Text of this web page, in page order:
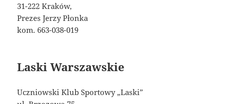
31-222 Kraków,
Prezes Jerzy Płonka
kom. 663-038-019
Laski Warszawskie
Uczniowski Klub Sportowy „Laski”